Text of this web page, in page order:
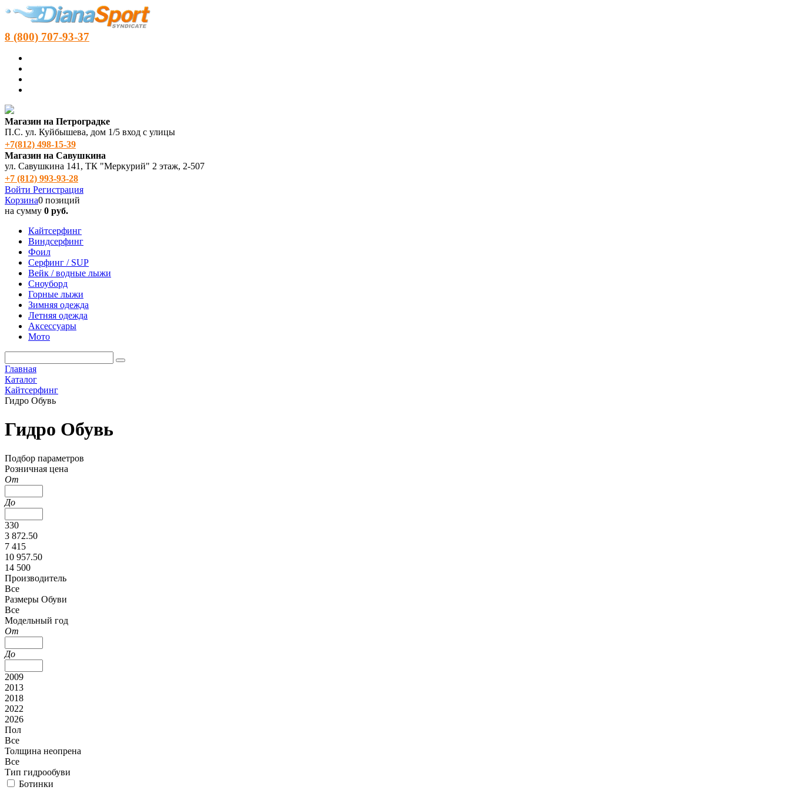
8 (800) 707-93-37
Магазин на Петроградке
П.С. ул. Куйбышева, дом 1/5 вход с улицы
+7(812) 498‑15-39
Магазин на Савушкина
ул. Савушкина 141, ТК "Меркурий" 2 этаж, 2-507
+7 (812) 993-93-28
Войти Регистрация
Корзина0 позиций
на сумму 0 руб.
Кайтсерфинг
Виндсерфинг
Фоил
Серфинг / SUP
Вейк / водные лыжи
Сноуборд
Горные лыжи
Зимняя одежда
Летняя одежда
Аксессуары
Мото
Главная
Каталог
Кайтсерфинг
Гидро Обувь
Гидро Обувь
Подбор параметров
Розничная цена
От
До
330
3 872.50
7 415
10 957.50
14 500
Производитель
Все
Размеры Обуви
Все
Модельный год
От
До
2009
2013
2018
2022
2026
Пол
Все
Толщина неопрена
Все
Тип гидрообуви
Ботинки